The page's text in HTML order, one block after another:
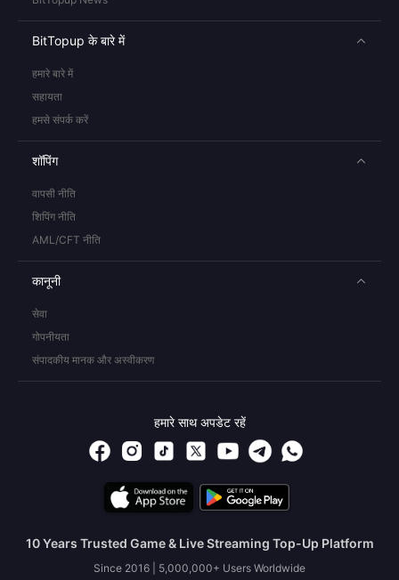
BitTopup के बारे में
हमारे बारे में
सहायता
हमसे संपर्क करें
शॉपिंग
वापसी नीति
शिपिंग नीति
AML/CFT नीति
कानूनी
सेवा
गोपनीयता
संपादकीय मानक और अस्वीकरण
हमारे साथ अपडेट रहें
10 Years Trusted Game & Live Streaming Top-Up Platform
Since 2016 | 5,000,000+ Users Worldwide